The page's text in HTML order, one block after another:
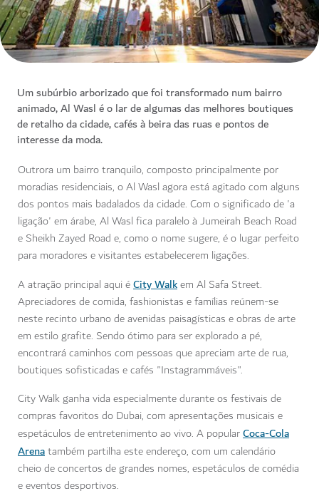
Um subúrbio arborizado que foi transformado num bairro
animado, Al Wasl é o lar de algumas das melhores boutiques
de retalho da cidade, cafés à beira das ruas e pontos de
interesse da moda.
Outrora um bairro tranquilo, composto principalmente por
moradias residenciais, o Al Wasl agora está agitado com alguns
dos pontos mais badalados da cidade. Com o significado de 'a
ligação' em árabe, Al Wasl fica paralelo à Jumeirah Beach Road
e Sheikh Zayed Road e, como o nome sugere, é o lugar perfeito
para moradores e visitantes estabelecerem ligações.
A atração principal aqui éCity Walkem Al Safa Street.
Apreciadores de comida, fashionistas e famílias reúnem-se
neste recinto urbano de avenidas paisagísticas e obras de arte
em estilo grafite. Sendo ótimo para ser explorado a pé,
encontrará caminhos com pessoas que apreciam arte de rua,
boutiques sofisticadas e cafés "Instagrammáveis".
City Walk ganha vida especialmente durante os festivais de
compras favoritos do Dubai, com apresentações musicais e
espetáculos de entretenimento ao vivo. A popularCoca-Cola
Arenatambém partilha este endereço, com um calendário
cheio de concertos de grandes nomes, espetáculos de comédia
e eventos desportivos.